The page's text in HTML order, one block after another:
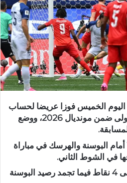
الخميس فوزا عريضا لحساب
الجولة 2 من المجموعة الأولى ضمن مونديال 2026، ووضع
وفازت سويسرا بنتيجة 4-1 أمام البوسنة والهرسك في مباراة
في الشوط الثاني.
ورفعت سويسرا رصيدها إلى 4 نقاط فيما تجمد رصيد البوسنة